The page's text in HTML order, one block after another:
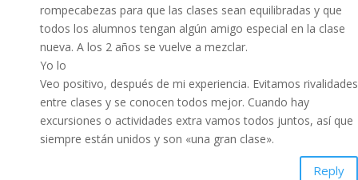
rompecabezas para que las clases sean equilibradas y que
todos los alumnos tengan algún amigo especial en la clase
nueva. A los 2 años se vuelve a mezclar.
Yo lo
Veo positivo, después de mi experiencia. Evitamos rivalidades
entre clases y se conocen todos mejor. Cuando hay
excursiones o actividades extra vamos todos juntos, así que
siempre están unidos y son «una gran clase».
Reply